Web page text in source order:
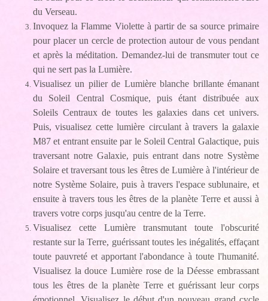
du Verseau.
Invoquez la Flamme Violette à partir de sa source primaire
pour placer un cercle de protection autour de vous pendant
et après la méditation. Demandez-lui de transmuter tout ce
qui ne sert pas la Lumière.
Visualisez un pilier de Lumière blanche brillante émanant
du Soleil Central Cosmique, puis étant distribuée aux
Soleils Centraux de toutes les galaxies dans cet univers.
Puis, visualisez cette lumière circulant à travers la galaxie
M87 et entrant ensuite par le Soleil Central Galactique, puis
traversant notre Galaxie, puis entrant dans notre Système
Solaire et traversant tous les êtres de Lumière à l'intérieur de
notre Système Solaire, puis à travers l'espace sublunaire, et
ensuite à travers tous les êtres de la planète Terre et aussi à
travers votre corps jusqu'au centre de la Terre.
Visualisez cette Lumière transmutant toute l'obscurité
restante sur la Terre, guérissant toutes les inégalités, effaçant
toute pauvreté et apportant l'abondance à toute l'humanité.
Visualisez la douce Lumière rose de la Déesse embrassant
tous les êtres de la planète Terre et guérissant leur corps